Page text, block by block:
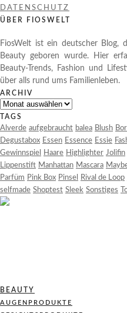
DATENSCHUTZ
ÜBER FIOSWELT
FiosWelt ist ein deutscher Blog,
Beauty geboren wurde. Hier
Beauty-Trends, Fashion und
über alls rund ums Familienleben.
ARCHIV
Archiv
TAGS
Alverde aufgebraucht balea Blush
Degustabox Essen Essence Essie
Gewinnspiel
Haare Highlighter Jolifin
Lippenstift Manhattan Mascara
Parfüm Pink Box Pinsel Rival de Loop
selfmade Shoptest Sleek Sonstiges
BEAUTY
AUGENPRODUKTE